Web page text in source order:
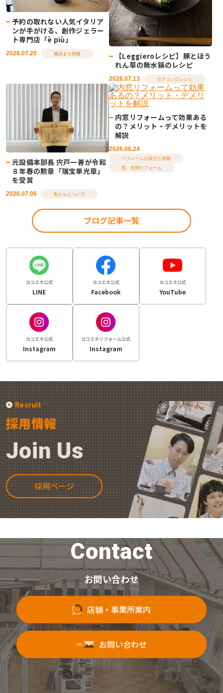
予約の取れない人気イタリア
ンが手がける、創作ジェラー
ト専門店「è più」
2026.07.20 横浜まち情報
【Leggieroレシピ】豚とほう
れん草の無水鍋のレシピ
2026.07.13 ガスコンロレシピ
元設備本部長 宍戸一善が令和
８年春の勲章「瑞宝単光章」
を受賞
2026.07.06 私たちについて
内窓リフォームって効果ある
の？メリット・デメリットを
解説
2026.06.24
リフォームお役立ち情報
窓・玄関リフォーム
ブログ記事一覧
ヨコエネ公式
LINE
ヨコエネ公式
Facebook
ヨコエネ公式
YouTube
ヨコエネ公式
Instagram
ヨコエネリフォーム公式
Instagram
Recruit
採用情報
Join Us
採用ページ
Contact
お問い合わせ
店舗・事業所案内
お問い合わせ